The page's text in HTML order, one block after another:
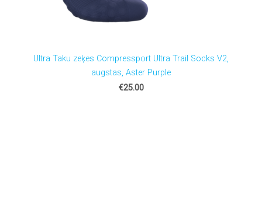
Ultra Taku zeķes Compressport Ultra Trail Socks V2,
augstas, Aster Purple
€25.00